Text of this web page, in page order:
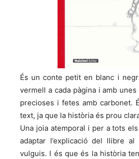
És un conte petit en blanc i
vermell a cada pàgina i amb unes
precioses i fetes amb carbonet.
text, ja que la història és prou
Una joia atemporal i per a tots
adaptar l’explicació del llibre
vulguis. I és que és la història